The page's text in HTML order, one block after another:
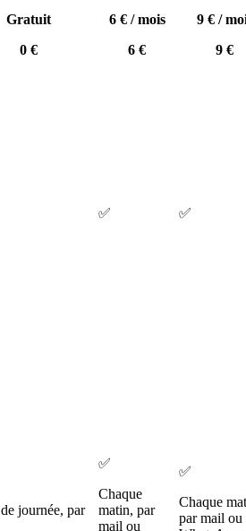
Gratuit
0 €
6 € / mois
6 €
9 € /
9 €
✅ ✅
journée, par
✅
Chaque
matin, par
mail ou
✅
Chaque
par mail ou